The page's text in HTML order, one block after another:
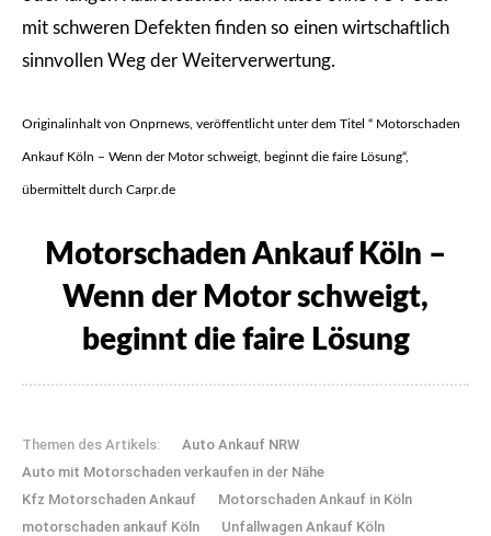
mit schweren Defekten finden so einen wirtschaftlich
sinnvollen Weg der Weiterverwertung.
Originalinhalt von Onprnews, veröffentlicht unter dem Titel “ Motorschaden
Ankauf Köln – Wenn der Motor schweigt, beginnt die faire Lösung“,
übermittelt durch Carpr.de
Motorschaden Ankauf Köln –
Wenn der Motor schweigt,
beginnt die faire Lösung
Themen des Artikels:
Auto Ankauf NRW
Auto mit Motorschaden verkaufen in der Nähe
Kfz Motorschaden Ankauf
Motorschaden Ankauf in Köln
motorschaden ankauf Köln
Unfallwagen Ankauf Köln